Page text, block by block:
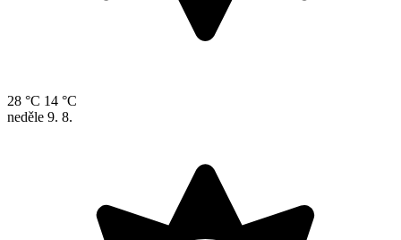
28 °C 14 °C
neděle 9. 8.